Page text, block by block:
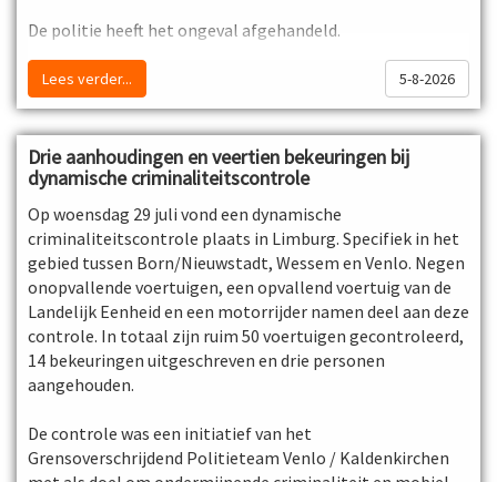
landen,
Bron: Koninklijke Marechaussee
De politie heeft het ongeval afgehandeld.
Bron: Omroep Leeuwarden
Lees verder... 5-8-2026
Drie aanhoudingen en veertien bekeuringen bij
dynamische criminaliteitscontrole
Op woensdag 29 juli vond een dynamische
criminaliteitscontrole plaats in Limburg. Specifiek in het
gebied tussen Born/Nieuwstadt, Wessem en Venlo. Negen
onopvallende voertuigen, een opvallend voertuig van de
Landelijk Eenheid en een motorrijder namen deel aan deze
controle. In totaal zijn ruim 50 voertuigen gecontroleerd,
14 bekeuringen uitgeschreven en drie personen
aangehouden.
De controle was een initiatief van het
Grensoverschrijdend Politieteam Venlo / Kaldenkirchen